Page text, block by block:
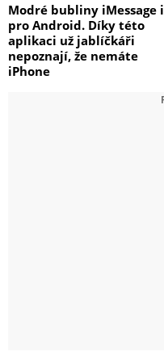
Modré bubliny iMessage i
pro Android. Díky této
aplikaci už jablíčkáři
nepoznají, že nemáte
iPhone